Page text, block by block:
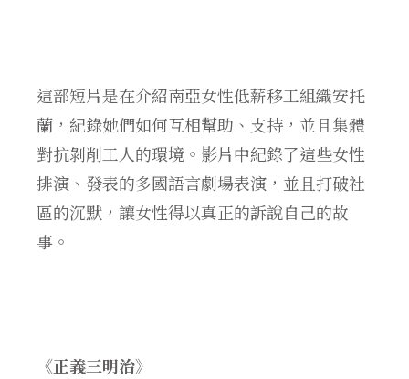
這部短片是在介紹南亞女性低薪移工組織安托
蘭，紀錄她們如何互相幫助、支持，並且集體
對抗剝削工人的環境。影片中紀錄了這些女性
排演、發表的多國語言劇場表演，並且打破社
區的沉默，讓女性得以真正的訴說自己的故
事。
《正義三明治》